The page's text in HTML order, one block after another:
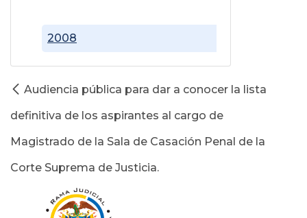
2008
Audiencia pública para dar a conocer la lista
definitiva de los aspirantes al cargo de
Magistrado de la Sala de Casación Penal de la
Corte Suprema de Justicia.